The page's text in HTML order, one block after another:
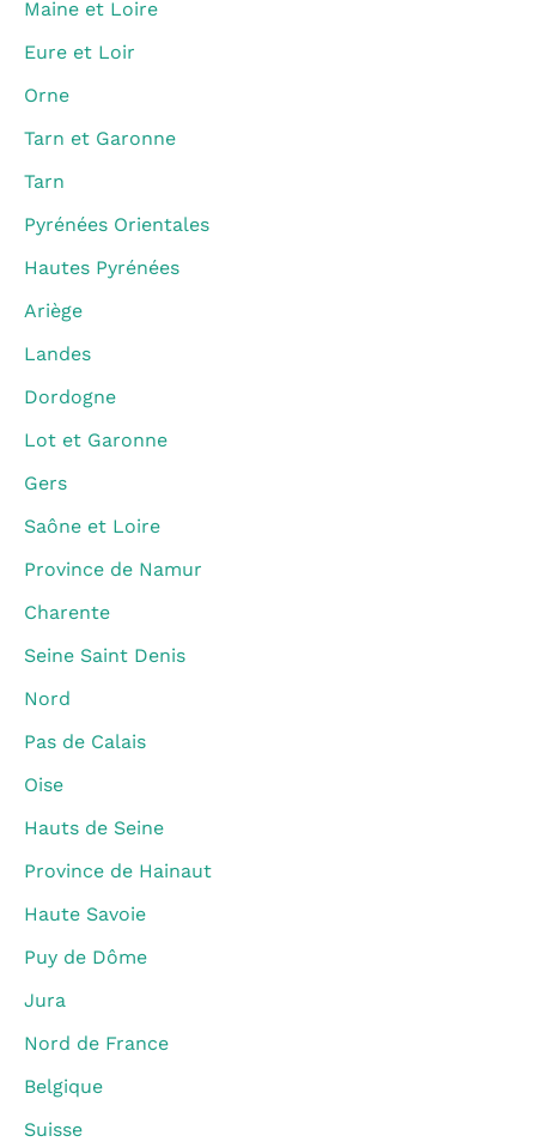
Maine et Loire
Eure et Loir
Orne
Tarn et Garonne
Tarn
Pyrénées Orientales
Hautes Pyrénées
Ariège
Landes
Dordogne
Lot et Garonne
Gers
Saône et Loire
Province de Namur
Charente
Seine Saint Denis
Nord
Pas de Calais
Oise
Hauts de Seine
Province de Hainaut
Haute Savoie
Puy de Dôme
Jura
Nord de France
Belgique
Suisse